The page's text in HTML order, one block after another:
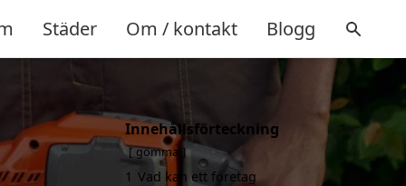
Städer Om / kontakt Blogg
Innehållsförteckning
gömma
1 Vad kan ett företag